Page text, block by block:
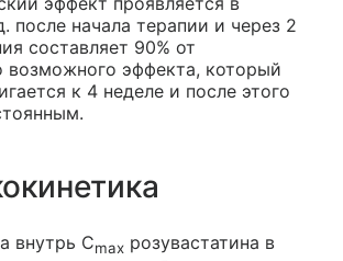
после начала терапии и через 2
составляет 90% от
возможного эффекта, который
к 4 неделе и после этого
внутрь Cmax розувастатина в